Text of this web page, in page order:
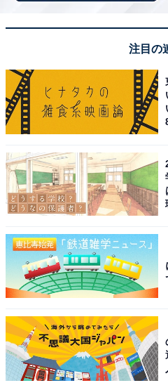
どこでも本格的なハイファイ
や、タフに使える上質なスピ
は、おすすめの商品といえそ
Bose「SoundLink Max
注目の